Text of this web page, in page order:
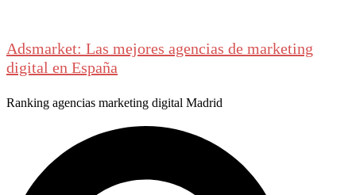
Adsmarket: Las mejores agencias de marketing
digital en España
Ranking agencias marketing digital Madrid